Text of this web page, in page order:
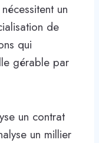
un
de
qui
gérable par
un contrat
un millier